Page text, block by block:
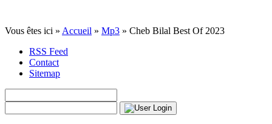
Vous êtes ici » Accueil » Mp3 » Cheb Bilal Best Of 2023
RSS Feed
Contact
Sitemap